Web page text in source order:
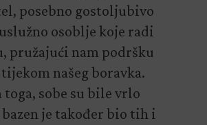
posebno gostoljubivo
osoblje koje radi
pružajući nam podršku
našeg boravka.
toga, sobe su bile vrlo
je također bio tih i